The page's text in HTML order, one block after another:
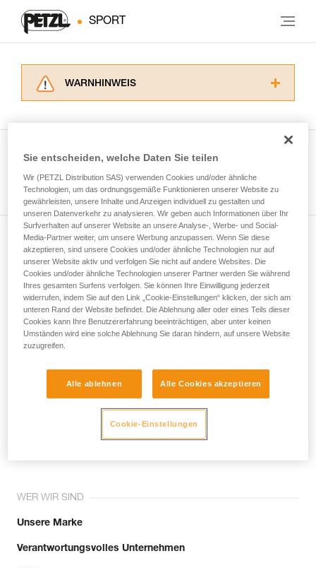
SPORT
WARNHINWEIS
ziehen. Um diese Zusatzinformationen
der Gebrauchsanweisung enthaltenen
Informationen richtig verstanden haben.
Die Beherrschung dieser Techniken setzt eine
entsprechende Ausbildung und ein spezielles
Training voraus. Prüfen Sie zusammen mit
einem Profi, ob Sie in der Lage sind, den
Vorgang alleine sicher zu wiederholen, bevor
Sie ihn eigenständig durchführen.
Wir geben Beispiele für die mit Ihrer Aktivität
verbundenen Techniken. Möglicherweise gibt es
noch andere Techniken, die hier nicht
beschrieben werden.
Alle Techniken ansehen
Newsletter abonnieren
und auf dem Laufenden bleiben
Email *
Tritt der Community bei!
WER WIR SIND
Unsere Marke
Verantwortungsvolles Unternehmen
Sie entscheiden, welche Daten Sie teilen
Wir (PETZL Distribution SAS) verwenden Cookies und/oder ähnliche
Technologien, um das ordnungsgemäße Funktionieren unserer Website zu
gewährleisten, unsere Inhalte und Anzeigen individuell zu gestalten und
unseren Datenverkehr zu analysieren. Wir geben auch Informationen über Ihr
Surfverhalten auf unserer Website an unsere Analyse-, Werbe- und Social-
Media-Partner weiter, um unsere Werbung anzupassen. Wenn Sie diese
akzeptieren, sind unsere Cookies und/oder ähnliche Technologien nur auf
unserer Website aktiv und verfolgen Sie nicht auf andere Websites. Die
Cookies und/oder ähnliche Technologien unserer Partner werden Sie während
Ihres gesamten Surfens verfolgen. Sie können Ihre Einwilligung jederzeit
widerrufen, indem Sie auf den Link „Cookie-Einstellungen“ klicken, der sich am
unteren Rand der Website befindet. Die Ablehnung aller oder eines Teils dieser
Cookies kann Ihre Benutzererfahrung beeinträchtigen, aber unter keinen
Umständen wird eine solche Ablehnung Sie daran hindern, auf unsere Website
zuzugreifen.
Alle ablehnen Alle Cookies akzeptieren
Cookie-Einstellungen